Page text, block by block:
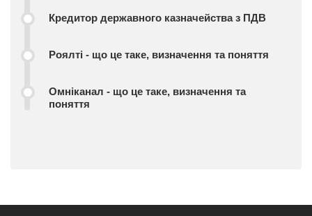
Кредитор державного казначейства з ПДВ
Роялті - що це таке, визначення та поняття
Омніканал - що це таке, визначення та
поняття